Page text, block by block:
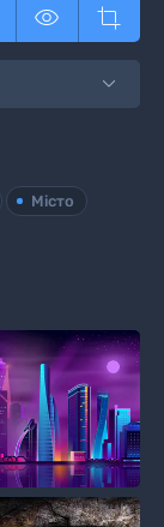
 
Місто